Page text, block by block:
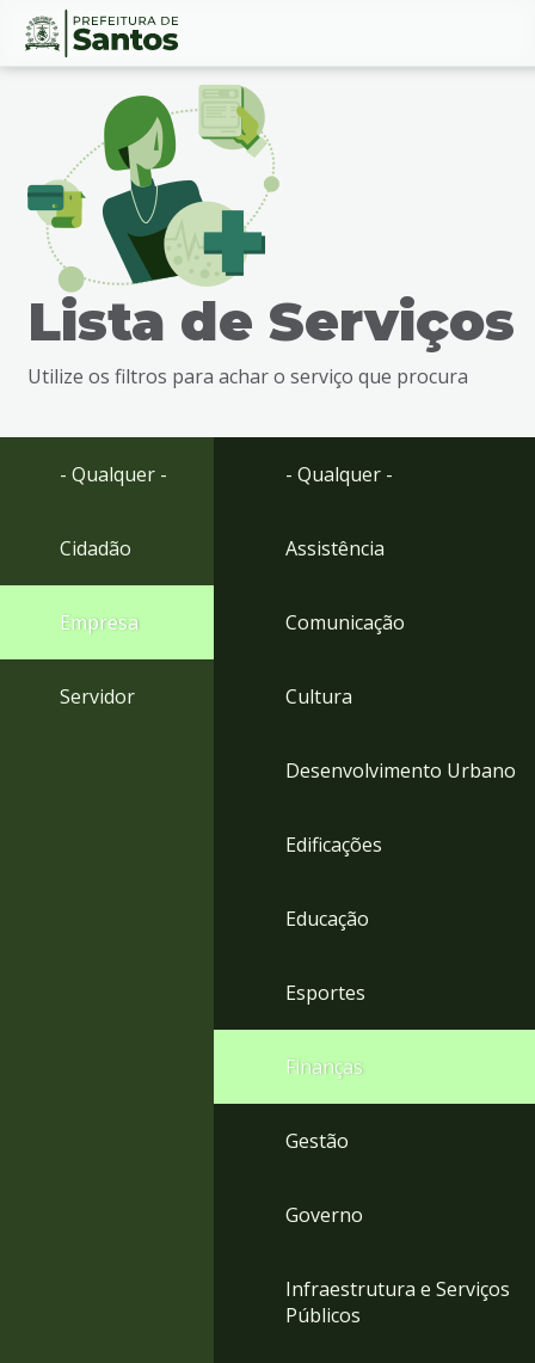
Ir
busca
Ir
Conteúdo
Lista de Serviços
Utilize os filtros para achar o serviço que procura
- Qualquer -
Cidadão
Empresa
Servidor
- Qualquer -
Assistência
Comunicação
Cultura
Desenvolvimento Urbano
Edificações
Educação
Esportes
Finanças
Gestão
Governo
Infraestrutura e Serviços
Públicos